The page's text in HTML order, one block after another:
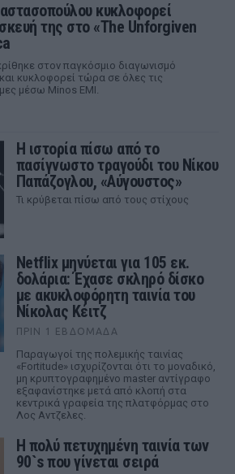
κυκλοφορεί
της στο «The Unforgiven
στον παγκόσμιο διαγωνισμό
κυκλοφορεί τώρα σε όλες τις
μέσω Minos EMI.
Η ιστορία πίσω από το
πασίγνωστο τραγούδι του Νίκου
Παπάζογλου, «Αύγουστος»
Τι κρύβεται πίσω από τους στίχους
Netflix μηνύεται για 105 εκ.
δολάρια: Έχασε σκληρό δίσκο
με ακυκλοφόρητη ταινία του
Νίκολας Κέιτζ
ΠΡΙΝ 1 ΕΒΔΟΜΆΔΑ
Παραγωγοί της πολεμικής ταινίας
«Fortitude» ισχυρίζονται ότι το μοναδικό,
μη κρυπτογραφημένο master αντίγραφο
εξαφανίστηκε μετά από κλοπή στα
κεντρικά γραφεία της πλατφόρμας στο
Λος Αντζελες.
Η πολύ πετυχημένη ταινία των
90`s που γίνεται σειρά